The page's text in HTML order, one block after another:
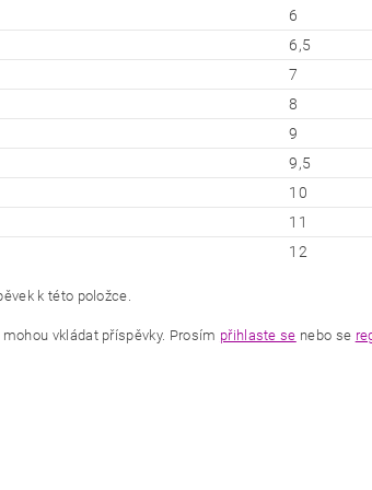
6
6,5
7
8
9
9,5
10
11
12
k této položce.
vkládat příspěvky. Prosím přihlaste se nebo se